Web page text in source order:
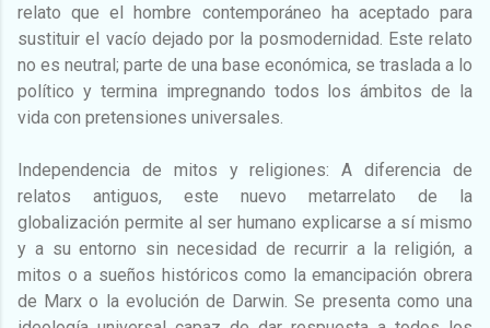
relato que el hombre contemporáneo ha aceptado para
sustituir el vacío dejado por la posmodernidad. Este relato
no es neutral; parte de una base económica, se traslada a lo
político y termina impregnando todos los ámbitos de la
vida con pretensiones universales.
Independencia de mitos y religiones: A diferencia de
relatos antiguos, este nuevo metarrelato de la
globalización permite al ser humano explicarse a sí mismo
y a su entorno sin necesidad de recurrir a la religión, a
mitos o a sueños históricos como la emancipación obrera
de Marx o la evolución de Darwin. Se presenta como una